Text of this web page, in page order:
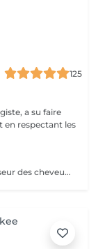
125
a su faire
en respectant les
prix indicatif varie suivant longueur et épaisseur des cheveux. Appellez le 420011 pour convenir d'un rdv pour devis